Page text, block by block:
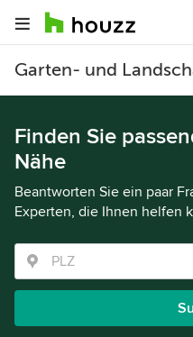
Garten- und
Finden Sie
Nähe
Beantworten Sie ein paar
Experten, die Ihnen helfen